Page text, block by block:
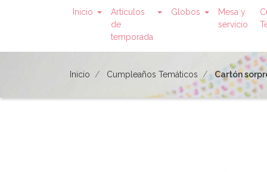
Inicio
Artículos
de
temporada
Globos
Mesa y
servicio
Inicio Cumpleaños Temáticos Cartón